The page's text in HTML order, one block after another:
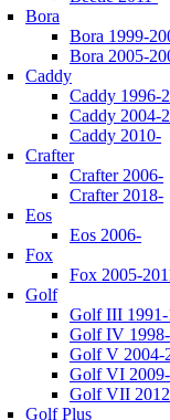
Bora
Bora 1999-
Bora 2005-
Caddy
Caddy 1996-
Caddy 2004-
Caddy 2010-
Crafter
Crafter 2006-
Crafter 2018-
Eos
Eos 2006-
Fox
Fox 2005-
Golf
Golf III 1991-
Golf IV
Golf V 2004-
Golf VI 2009-
Golf VII
Golf Plus